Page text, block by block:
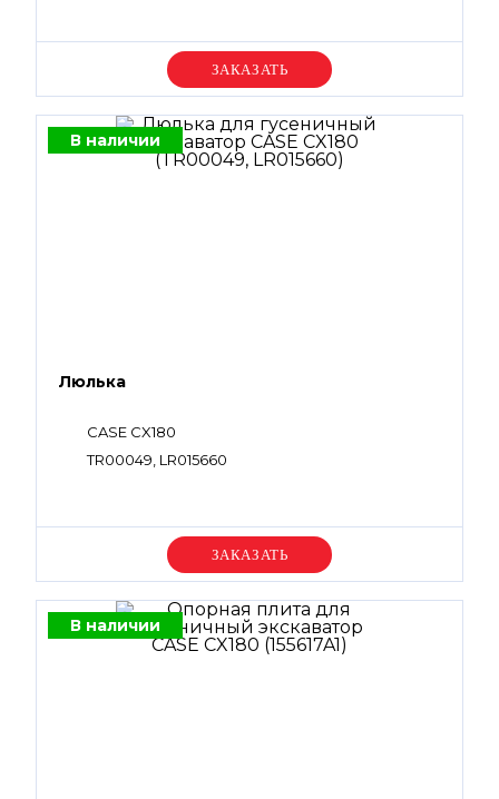
Уточняйте цену
В наличии
Люлька
CASE CX180
TR00049, LR015660
Уточняйте цену
В наличии